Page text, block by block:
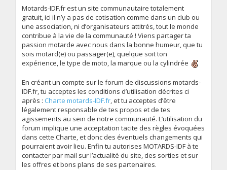
Motards-IDF.fr est un site communautaire totalement
gratuit, ici il n’y a pas de cotisation comme dans un club ou
une association, ni d’organisateurs attitrés, tout le monde
contribue à la vie de la communauté ! Viens partager ta
passion motarde avec nous dans la bonne humeur, que tu
sois motard(e) ou passager(e), quelque soit ton
expérience, le type de moto, la marque ou la cylindrée
En créant un compte sur le forum de discussions motards-
IDF.fr, tu acceptes les conditions d’utilisation décrites ci
après : Charte motards-IDF.fr, et tu acceptes d’être
légalement responsable de tes propos et de tes
agissements au sein de notre communauté. L’utilisation du
forum implique une acceptation tacite des règles évoquées
dans cette Charte, et donc des éventuels changements qui
pourraient avoir lieu. Enfin tu autorises MOTARDS-IDF à te
contacter par mail sur l’actualité du site, des sorties et sur
les offres et bons plans de ses partenaires.